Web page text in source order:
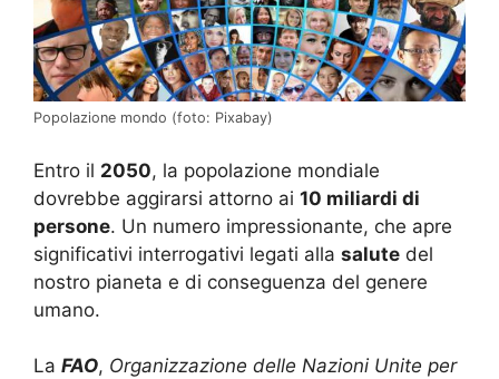
Popolazione mondo (foto: Pixabay)
Entro il 2050, la popolazione mondiale
dovrebbe aggirarsi attorno ai 10 miliardi di
persone. Un numero impressionante, che apre
significativi interrogativi legati alla salute del
nostro pianeta e di conseguenza del genere
umano.
La FAO, Organizzazione delle Nazioni Unite per